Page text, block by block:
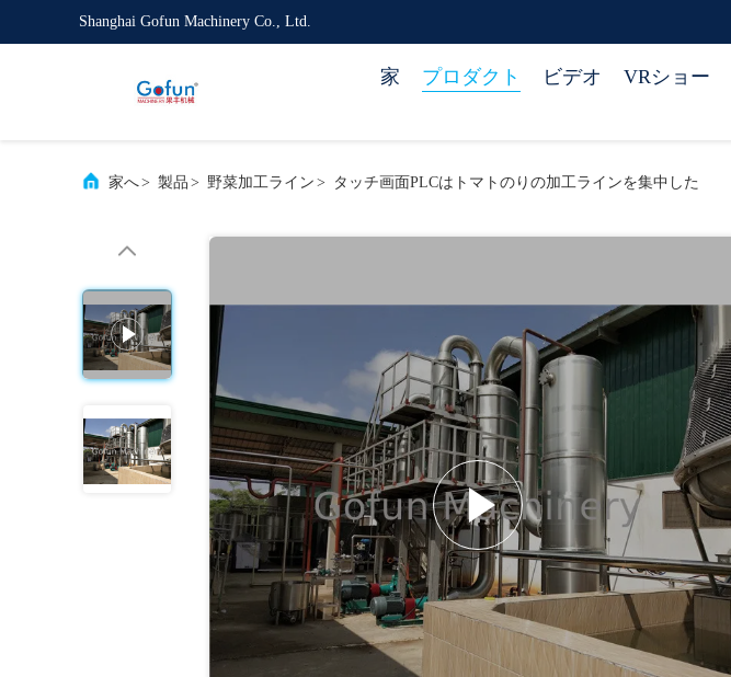
Shanghai Gofun Machinery Co., Ltd.
家 プロダクト ビデオ VRショー
家へ> 製品 > 野菜加工ライン > タッチ画面PLCはトマトのりの加工ラインを集中した